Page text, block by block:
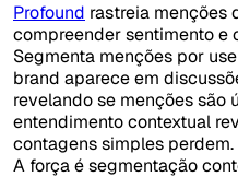
Profound rastreia menções
compreender sentimento e
Segmenta menções por
brand aparece em
revelando se menções são
entendimento contextual
contagens simples perdem.
A força é segmentação